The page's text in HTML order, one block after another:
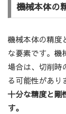
機械本体の
機械本体の精度
な要素です。機
場合は、切削時
る可能性があり
十分な精度と剛
す。